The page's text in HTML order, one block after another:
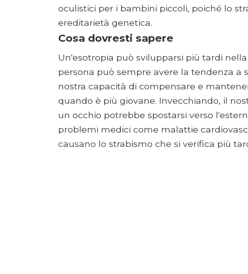
oculistici per i bambini piccoli, poiché lo
ereditarietà genetica.
Cosa dovresti sapere
Un'esotropia può svilupparsi più tardi
persona può sempre avere la tendenza a
nostra capacità di compensare e
quando è più giovane. Invecchiando, il
un occhio potrebbe spostarsi verso
problemi medici come malattie
causano lo strabismo che si verifica più